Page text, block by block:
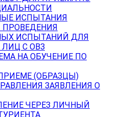
ИСПЫТАНИЯ
ПРОВЕДЕНИЯ
ИСПЫТАНИЙ ДЛЯ
С ОВЗ
НА ОБУЧЕНИЕ ПО
(ОБРАЗЦЫ)
ЗАЯВЛЕНИЯ О
ЧЕРЕЗ ЛИЧНЫЙ